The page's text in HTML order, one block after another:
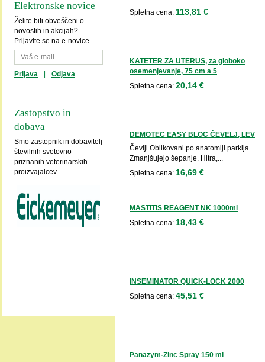
Elektronske novice
Želite biti obveščeni o
novostih in akcijah?
Prijavite se na e-novice.
Prijava Odjava
Zastopstvo in
dobava
Smo zastopnik in dobavitelj
številnih svetovno
priznanih veterinarskih
proizvajalcev.
Spletna cena: 113,81 €
KATETER ZA UTERUS, za globoko
osemenjevanje, 75 cm a 5
Spletna cena: 20,14 €
DEMOTEC EASY BLOC ČEVELJ, LEV
Čevlji Oblikovani po anatomiji parklja.
Zmanjšujejo šepanje. Hitra,...
Spletna cena: 16,69 €
MASTITIS REAGENT NK 1000ml
Spletna cena: 18,43 €
INSEMINATOR QUICK-LOCK 2000
Spletna cena: 45,51 €
Panazym-Zinc Spray 150 ml